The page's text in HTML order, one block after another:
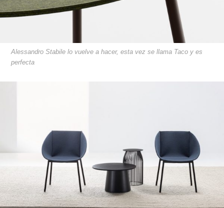
Alessandro Stabile lo vuelve a hacer, esta vez se llama Taco y es
perfecta